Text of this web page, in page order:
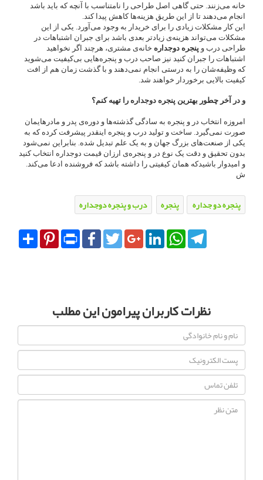
خانه می‌زنند. حتی گاهی اصل طراحی را نامتناسب با آنچه که باید باشد
انجام می‌دهند تا از این طریق هزینه‌ها کاهش پیدا کند.
این کار مشکلات زیادی را برای خریدار به وجود می‌آورد. یکی از این
مشکلات می‌تواند هزینه‌ی زیادتر بعدی باشد برای جبران اشتباهات در
طراحی درب و پنجره دوجداره خانه‌ی مشتری، هرچند اگر نخواهید
اشتباهات را جبران کنید نیز صاحب درب و پنجره‌هایی بی‌کیفیت می‌شوید
که وظیفه‌شان را به درستی انجام نمی‌دهند و با گذشت زمان هم از افت
کیفیت بالایی برخوردار خواهند شد.
و در آخر چطور بهترین پنجره دوجداره را تهیه کنم؟
امروزه انتخاب در و پنجره به سادگی گذشته‌ها و دوره‌ی پدر و مادرهایمان
صورت نمی‌گیرد. ساخت و تولید درب‌ و پنجره اینقدر پیشرفت کرده که به
یکی از صنعت‌های بزرگ جهان و به یک علم تبدیل شده. بنابراین نمی‌شود
بدون تحقیق و دقت یک نوع در و پنجره‌ی ارزان قیمت دوجداره انتخاب کنید
و امیدوار باشیدکه همان کیفیتی را داشته باشد که فروشنده ادعا می‌کند.
ش
پنجره دو جداره پنجره
درب و پنجره دوجداره
SharePinterestPrint FacebookTwitterGoogle+LinkedInWhatsApp
نظرات کاربران پیرامون این مطلب